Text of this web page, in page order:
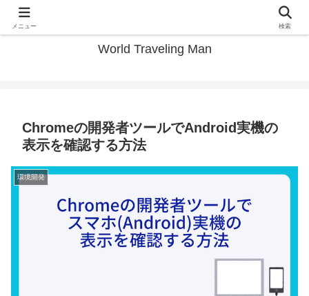
World Traveling Man
Chromeの開発者ツールでAndroid実機の
表示を確認する方法
環境開発
メニュー 検索